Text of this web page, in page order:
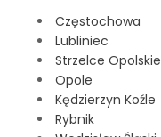
Częstochowa
Lubliniec
Strzelce Opolskie
Opole
Kędzierzyn Koźle
Rybnik